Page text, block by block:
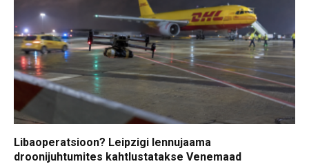
Libaoperatsioon? Leipzigi lennujaama
droonijuhtumites kahtlustatakse Venemaad